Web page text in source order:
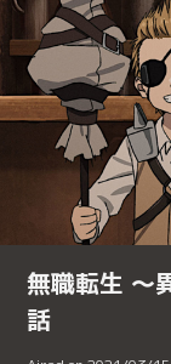
無職転生 ～
話